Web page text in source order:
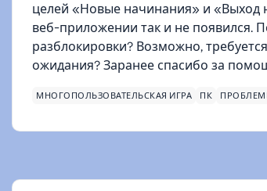
целей «Новые начинания» и «Выход
веб-приложении так и не появился.
разблокировки? Возможно,
ожидания? Заранее спасибо за
МНОГОПОЛЬЗОВАТЕЛЬСКАЯ ИГРА ПК